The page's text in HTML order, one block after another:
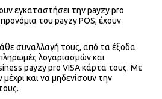
εγκαταστήσει την payzy pro
του payzy POS, έχουν
συναλλαγή τους, από τα έξοδα
λογαριασμών και
payzy pro VISA κάρτα τους. Με
και να μηδενίσουν την